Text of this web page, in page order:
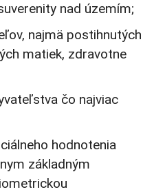
nad územím;
najmä postihnutých
matiek, zdravotne
čo najviac
hodnotenia
základným